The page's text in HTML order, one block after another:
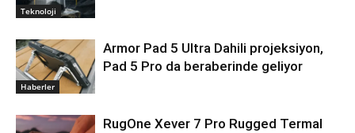
Teknoloji
Haberler
Armor Pad 5 Ultra Dahili projeksiyon,
Pad 5 Pro da beraberinde geliyor
RugOne Xever 7 Pro Rugged Termal